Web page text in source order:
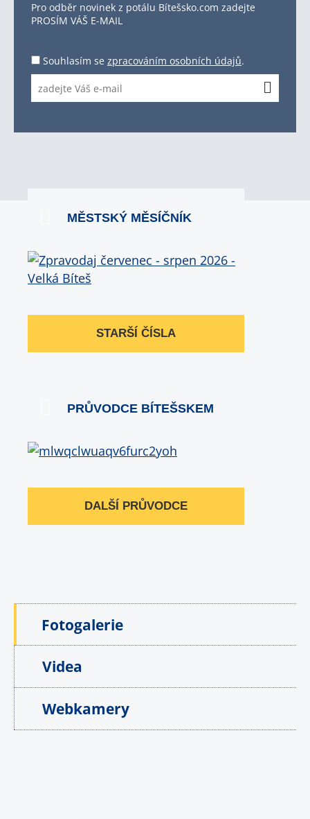
Pro odběr novinek z potálu Bítešsko.com zadejte
PROSÍM VÁŠ E-MAIL
Souhlasím se zpracováním osobních údajů.
MĚSTSKÝ MĚSÍČNÍK
STARŠÍ ČÍSLA
PRŮVODCE BÍTEŠSKEM
DALŠÍ PRŮVODCE
Fotogalerie
Videa
Webkamery